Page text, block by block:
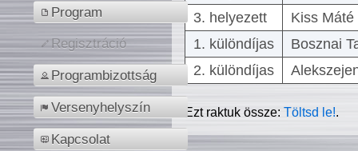
Program
Regisztráció
Programbizottság
Versenyhelyszín
Kapcsolat
3. helyezett
Kiss
1. különdíjas
Bosznai
2. különdíjas
Ezt raktuk össze:Töltsd le!.